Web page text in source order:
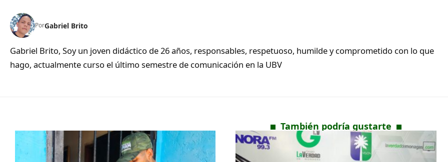
PorGabriel Brito
Gabriel Brito, Soy un joven didáctico de 26 años, responsables, respetuoso, humilde y comprometido con lo que
hago, actualmente curso el último semestre de comunicación en la UBV
También podría gustarte